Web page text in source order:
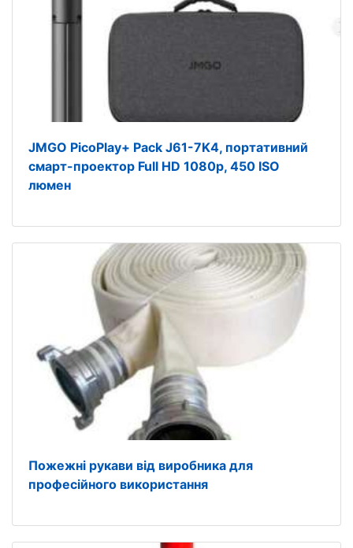
JMGO PicoPlay+ Pack J61-7K4, портативний
смарт-проектор Full HD 1080p, 450 ISO
люмен
Пожежні рукави від виробника для
професійного використання